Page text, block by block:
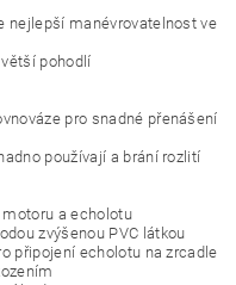
nejlepší manévrovatelnost ve
pohodlí
pro snadné přenášení
používají a brání rozlití
a echolotu
zvýšenou PVC látkou
připojení echolotu na zrcadle